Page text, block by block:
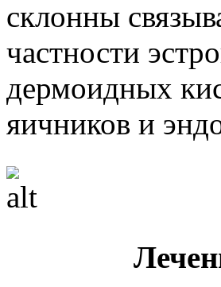
склонны
частности
дермоидных
яичников и